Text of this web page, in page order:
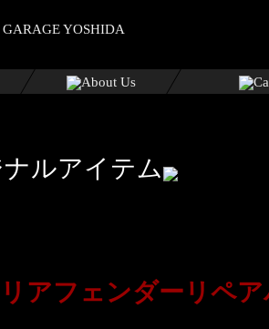
ルアイテム
リアフェンダーリペ